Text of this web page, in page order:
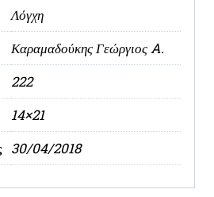
Λόγχη
Καραμαδούκης Γεώργιος A.
222
14×21
30/04/2018